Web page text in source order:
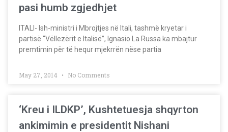
pasi humb zgjedhjet
ITALI- Ish-ministri i Mbrojtjes në Itali, tashmë kryetar i
partisë “Vëllezërit e Italisë”, Ignasio La Russa ka mbajtur
premtimin për të hequr mjekrrën nëse partia
May 27, 2014 No Comments
‘Kreu i ILDKP’, Kushtetuesja shqyrton
ankimimin e presidentit Nishani